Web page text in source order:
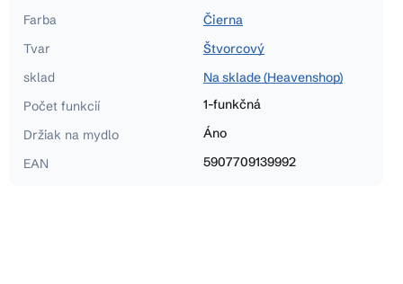
Farba
Čierna
Tvar
Štvorcový
sklad
Na sklade (Heavenshop)
Počet funkcií
1-funkčná
Držiak na mydlo
Áno
EAN
5907709139992